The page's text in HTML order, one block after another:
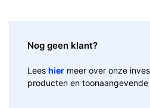
Nog geen klant?
Lees hier meer over onze
producten en toonaangevende